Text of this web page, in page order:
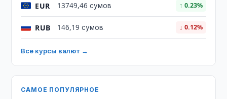
EUR 13749,46 сумов ↑ 0.23%
RUB 146,19 сумов ↓ 0.12%
Все курсы валют →
САМОЕ ПОПУЛЯРНОЕ